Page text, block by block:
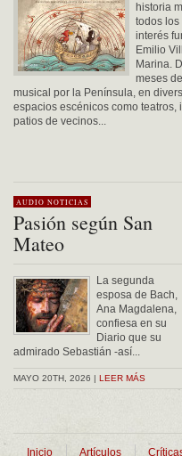
historia
todos los
interés
Emilio
Marina.
meses
musical por la Península, en
espacios escénicos como teatros,
patios de vecinos...
AUDIO NOTICIAS
Pasión según San
Mateo
La segunda
esposa de Bach,
Ana Magdalena,
confiesa en su
Diario que su
admirado Sebastián -así...
MAYO 20TH, 2026 | LEER MÁS
Inicio Artículos